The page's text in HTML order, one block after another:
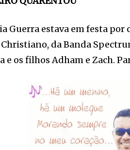
Guerra estava em festa
da Banda
e os filhos Adham e Zach.